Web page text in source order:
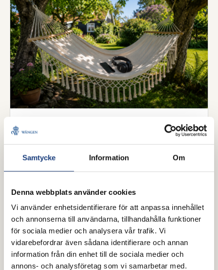
Samtycke Information Om
Denna webbplats använder cookies
Vi använder enhetsidentifierare för att anpassa innehållet
och annonserna till användarna, tillhandahålla funktioner
för sociala medier och analysera vår trafik. Vi
vidarebefordrar även sådana identifierare och annan
information från din enhet till de sociala medier och
annons- och analysföretag som vi samarbetar med.
Poddtips för hästälskare –
perfekt sällskap i hängmattan i
sommar
Oavsett om du kopplar av i hängmattan, kör en lång
perfekta sällskapet. Här har vi samlat några tips för
dig som vill inspireras, lära dig mer eller bara njuta
av samtal om hästar, islandshästar och travsport.
Trevlig lyssning!
Hovslageri